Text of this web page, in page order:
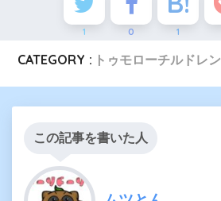
1 0 1
CATEGORY : トゥモローチルドレン
この記事を書いた人